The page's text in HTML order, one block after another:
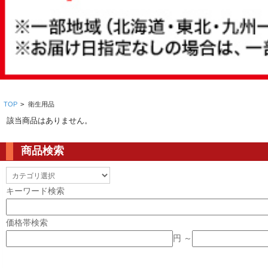
TOP > 衛生用品
該当商品はありません。
商品検索
キーワード検索
価格帯検索
円 ～